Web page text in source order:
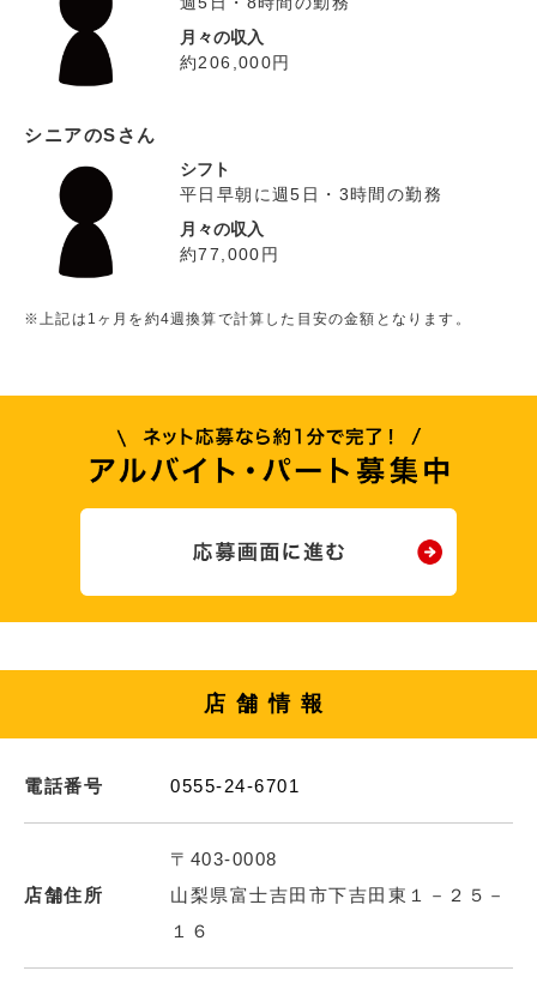
月々の収入
約206,000円
シニアのSさん
シフト
平日早朝に週5日・3時間の勤務
月々の収入
約77,000円
※上記は1ヶ月を約4週換算で計算した目安の金額となります。
店舗情報
電話番号 0555-24-6701
店舗住所
〒403-0008
山梨県富士吉田市下吉田東１－２５－
１６